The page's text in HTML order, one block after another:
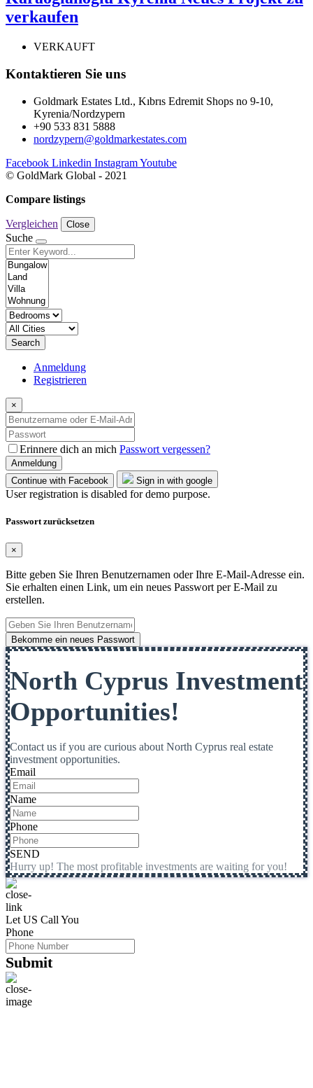
verkaufen
VERKAUFT
Kontaktieren Sie uns
Goldmark Estates Ltd., Kıbrıs Edremit Shops no 9-10,
Kyrenia/Nordzypern
+90 533 831 5888
nordzypern@goldmarkestates.com
Facebook Linkedin InstagramYoutube
© GoldMark Global - 2021
Compare listings
Vergleichen Close
Suche
Search
Anmeldung
Registrieren
×
Erinnere dich an mich Passwort vergessen?
Anmeldung
Continue with Facebook
Sign in with google
User registration is disabled for demo purpose.
Passwort zurücksetzen
×
Bitte geben Sie Ihren Benutzernamen oder Ihre E-Mail-Adresse ein.
Sie erhalten einen Link, um ein neues Passwort per E-Mail zu
erstellen.
Bekomme ein neues Passwort
North Cyprus Investment
Opportunities!
Contact us if you are curious about North Cyprus real estate
investment opportunities.
Email
Name
Phone
SEND
Hurry up! The most profitable investments are waiting for you!
Let US Call You
Phone
Submit